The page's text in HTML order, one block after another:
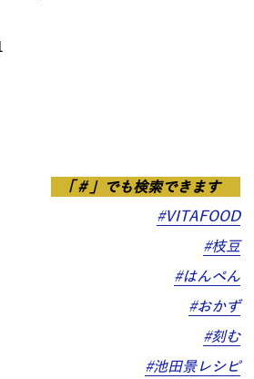
「＃」でも検索できます
#VITAFOOD
#枝豆
#はんぺん
#おかず
#刻む
#池田景レシピ